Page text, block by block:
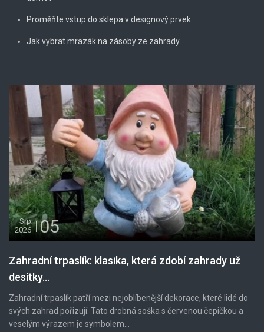
Proměňte vstup do sklepa v designový prvek
Jak vybrat mrazák na zásoby ze zahrady
Srp
2026
05
Zahradní trpaslík: klasika, která zdobí zahrady už
desítky...
Zahradní trpaslík patří mezi nejoblíbenější dekorace, které lidé do
svých zahrad pořizují. Tato drobná soška s červenou čepičkou a
veselým výrazem je symbolem...